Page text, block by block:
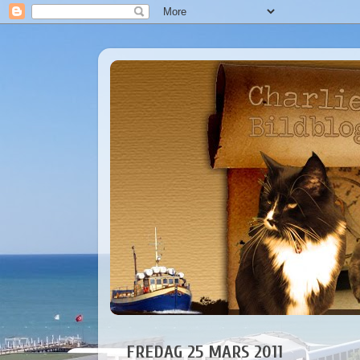
FREDAG 25 MARS 2011